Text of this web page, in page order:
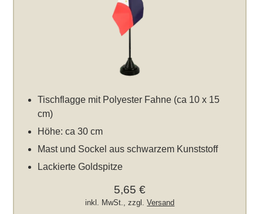
Tischflagge mit Polyester Fahne (ca 10 x 15
cm)
Höhe: ca 30 cm
Mast und Sockel aus schwarzem Kunststoff
Lackierte Goldspitze
5,65 €
inkl. MwSt., zzgl.Versand